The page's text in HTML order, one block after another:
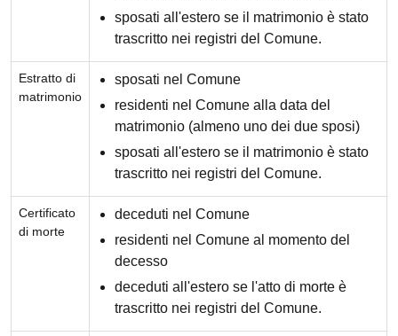
sposati all'estero se il matrimonio è stato
trascritto nei registri del Comune.
Estratto di
matrimonio
sposati nel Comune
residenti nel Comune alla data del
matrimonio (almeno uno dei due sposi)
sposati all'estero se il matrimonio è stato
trascritto nei registri del Comune.
Certificato
di morte
deceduti nel Comune
residenti nel Comune al momento del
decesso
deceduti all'estero se l'atto di morte è
trascritto nei registri del Comune.